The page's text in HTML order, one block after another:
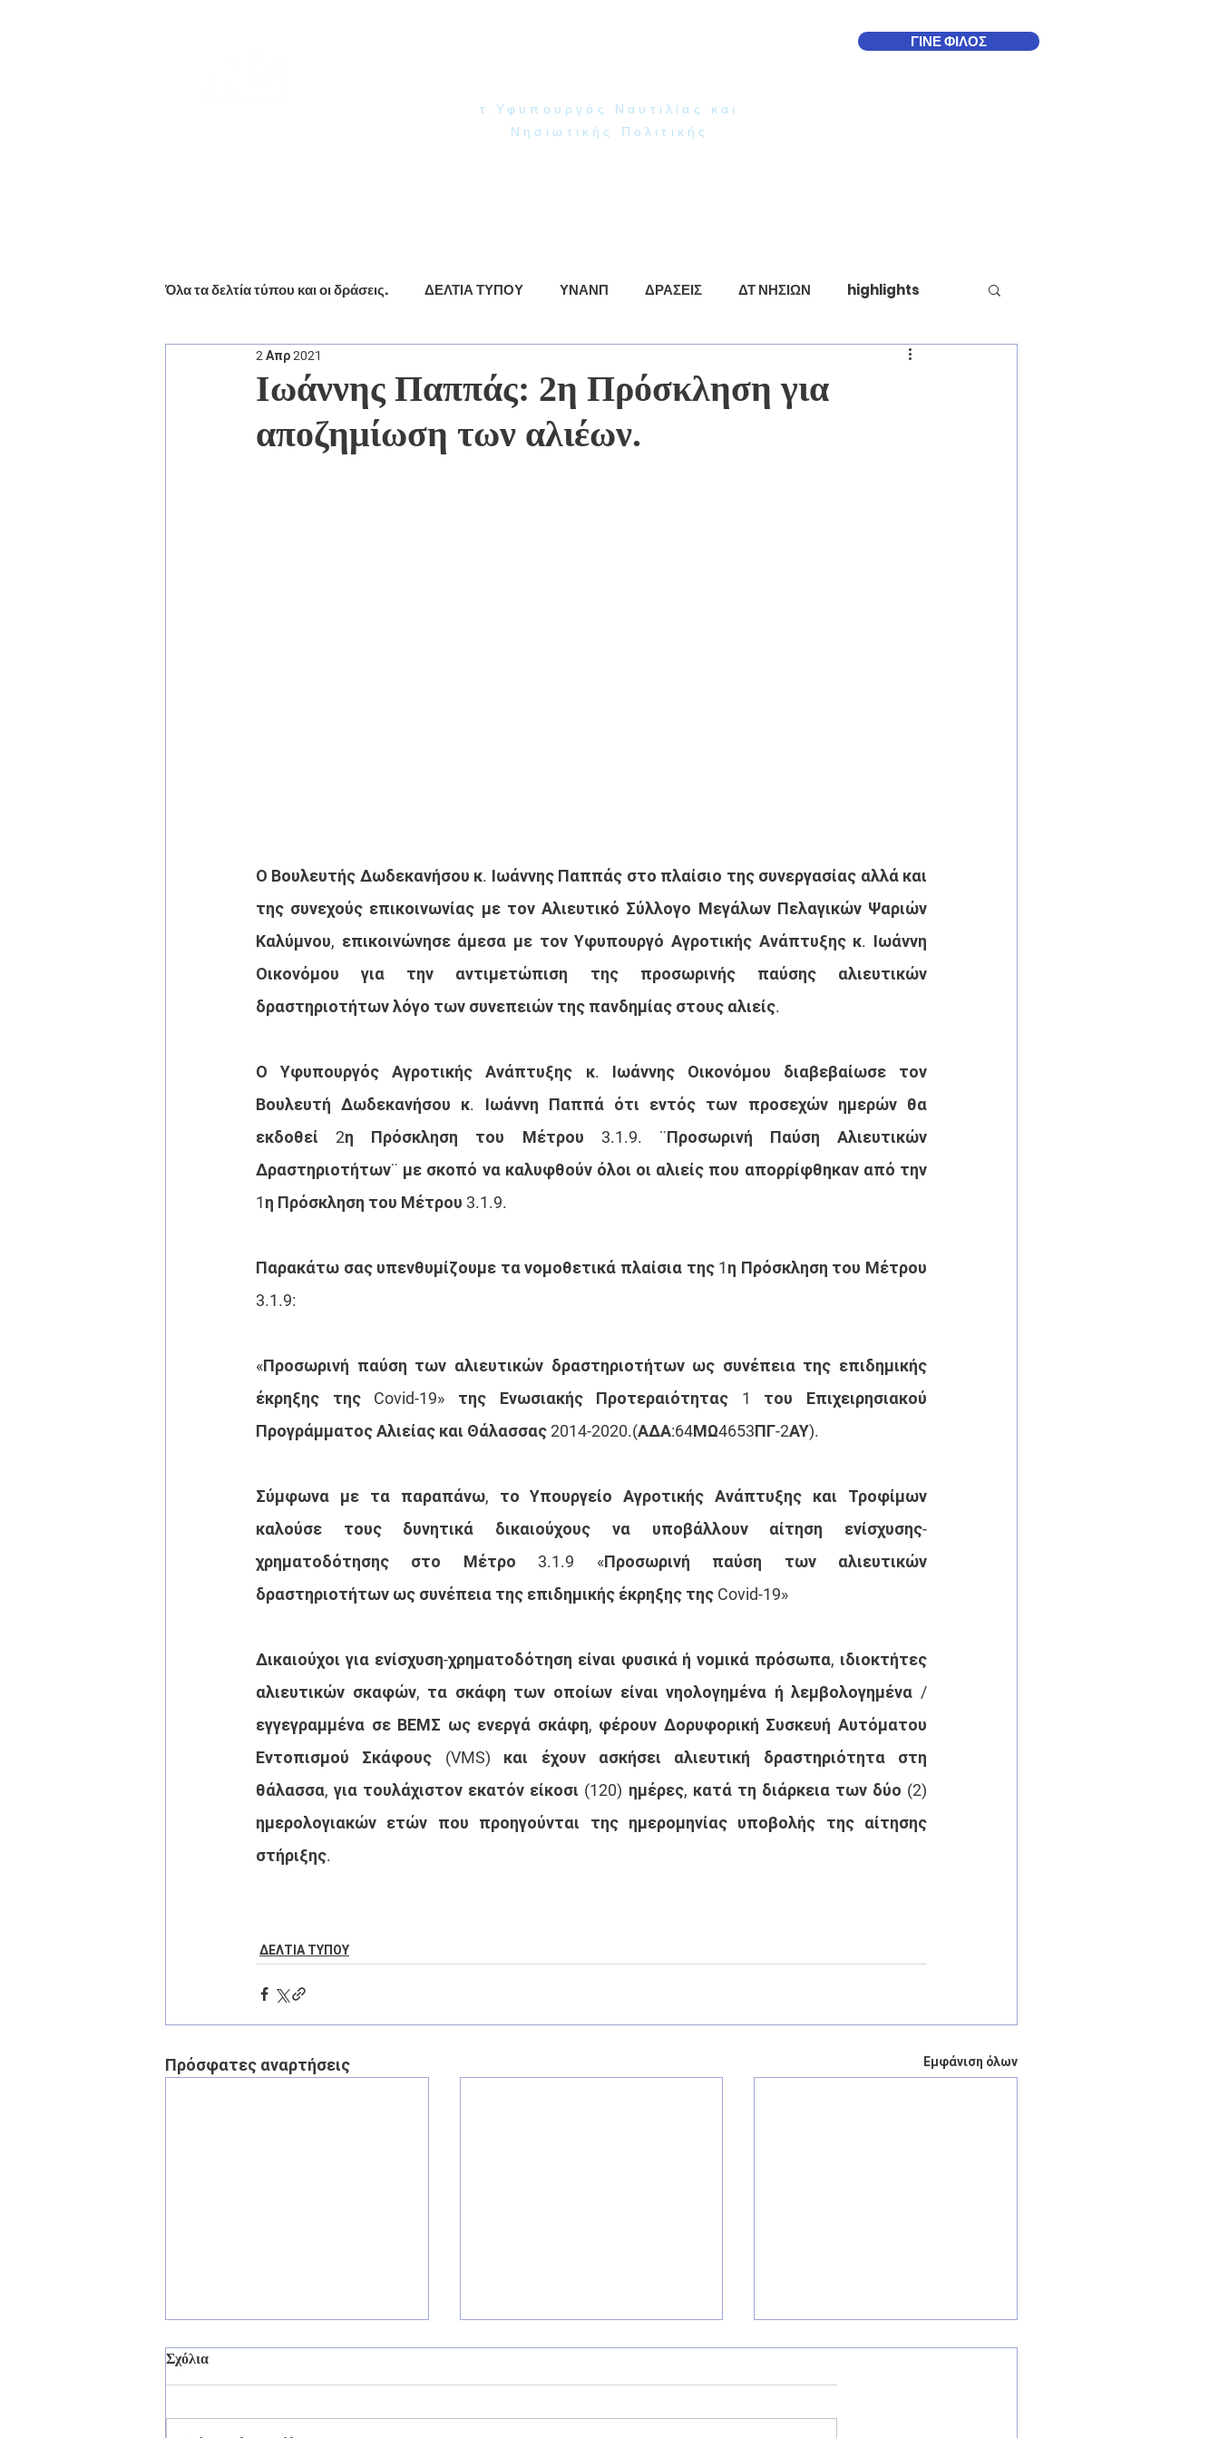
τ.Υφυπουργός Ναυτιλίας και
Νησιωτικής Πολιτικής
ΓΙΝΕ ΦΙΛΟΣ
Όλα τα δελτία τύπου και οι δράσεις. ΔΕΛΤΙΑ ΤΥΠΟΥ ΥΝΑΝΠ ΔΡΑΣΕΙΣ ΔΤ ΝΗΣΙΩΝ highlights
Ιωάννης Παππάς: 2η Πρόσκληση για
αποζημίωση των αλιέων.
2 Απρ 2021
Ο Βουλευτής Δωδεκανήσου κ. Ιωάννης Παππάς στο πλαίσιο της συνεργασίας αλλά και
της συνεχούς επικοινωνίας με τον Αλιευτικό Σύλλογο Μεγάλων Πελαγικών Ψαριών
Καλύμνου, επικοινώνησε άμεσα με τον Υφυπουργό Αγροτικής Ανάπτυξης κ. Ιωάννη
Οικονόμου για την αντιμετώπιση της προσωρινής παύσης αλιευτικών
δραστηριοτήτων λόγο των συνεπειών της πανδημίας στους αλιείς.
Ο Υφυπουργός Αγροτικής Ανάπτυξης κ. Ιωάννης Οικονόμου διαβεβαίωσε τον
Βουλευτή Δωδεκανήσου κ. Ιωάννη Παππά ότι εντός των προσεχών ημερών θα
εκδοθεί 2η Πρόσκληση του Μέτρου 3.1.9. ¨Προσωρινή Παύση Αλιευτικών
Δραστηριοτήτων¨ με σκοπό να καλυφθούν όλοι οι αλιείς που απορρίφθηκαν από την
1η Πρόσκληση του Μέτρου 3.1.9.
Παρακάτω σας υπενθυμίζουμε τα νομοθετικά πλαίσια της 1η Πρόσκληση του Μέτρου
3.1.9:
«Προσωρινή παύση των αλιευτικών δραστηριοτήτων ως συνέπεια της επιδημικής
έκρηξης της Covid-19» της Ενωσιακής Προτεραιότητας 1 του Επιχειρησιακού
Προγράμματος Αλιείας και Θάλασσας 2014-2020.(ΑΔΑ:64ΜΩ4653ΠΓ-2ΑΥ).
Σύμφωνα με τα παραπάνω, το Υπουργείο Αγροτικής Ανάπτυξης και Τροφίμων
καλούσε τους δυνητικά δικαιούχους να υποβάλλουν αίτηση ενίσχυσης-
χρηματοδότησης στο Μέτρο 3.1.9 «Προσωρινή παύση των αλιευτικών
δραστηριοτήτων ως συνέπεια της επιδημικής έκρηξης της Covid-19»
Δικαιούχοι για ενίσχυση-χρηματοδότηση είναι φυσικά ή νομικά πρόσωπα, ιδιοκτήτες
αλιευτικών σκαφών, τα σκάφη των οποίων είναι νηολογημένα ή λεμβολογημένα /
εγγεγραμμένα σε ΒΕΜΣ ως ενεργά σκάφη, φέρουν Δορυφορική Συσκευή Αυτόματου
Εντοπισμού Σκάφους (VMS) και έχουν ασκήσει αλιευτική δραστηριότητα στη
θάλασσα, για τουλάχιστον εκατόν είκοσι (120) ημέρες, κατά τη διάρκεια των δύο (2)
ημερολογιακών ετών που προηγούνται της ημερομηνίας υποβολής της αίτησης
στήριξης.
ΔΕΛΤΙΑ ΤΥΠΟΥ
Πρόσφατες αναρτήσεις Εμφάνιση όλων
Σχόλια